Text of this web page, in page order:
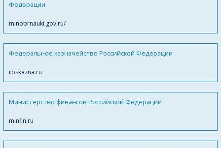
Федерации
minobrnauki.gov.ru/
Федеральное казначейство Российской Федерации
roskazna.ru
Министерство финансов Российской Федерации
minfin.ru